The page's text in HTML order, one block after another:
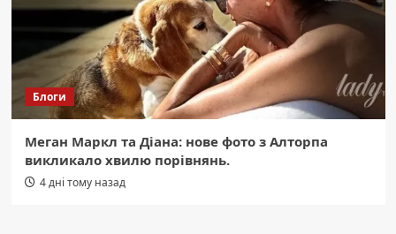
Блоги
Меган Маркл та Діана: нове фото з Алторпа
викликало хвилю порівнянь.
4 дні тому назад